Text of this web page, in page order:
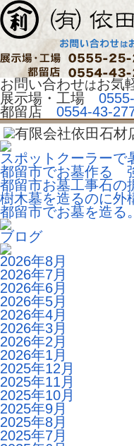
お問い合わせはお気
展示場・工場 
都留店 0554-43-
スポットクーラーで
都留市でお墓作る
都留市お墓工事石の
樹木墓を造るのに外
都留市でお墓を造る
ブログ
2026年8月
2026年7月
2026年6月
2026年5月
2026年4月
2026年3月
2026年2月
2026年1月
2025年12月
2025年11月
2025年10月
2025年9月
2025年8月
2025年7月